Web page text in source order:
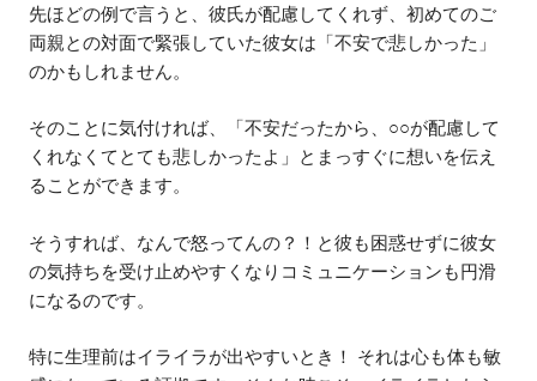
先ほどの例で言うと、彼氏が配慮してくれず、初めてのご
両親との対面で緊張していた彼女は「不安で悲しかった」
のかもしれません。
そのことに気付ければ、「不安だったから、○○が配慮して
くれなくてとても悲しかったよ」とまっすぐに想いを伝え
ることができます。
そうすれば、なんで怒ってんの？！と彼も困惑せずに彼女
の気持ちを受け止めやすくなりコミュニケーションも円滑
になるのです。
特に生理前はイライラが出やすいとき！ それは心も体も敏